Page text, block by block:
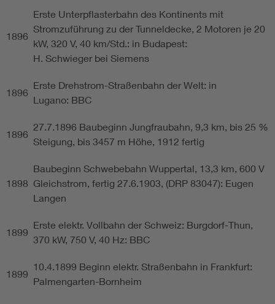
1896
Erste Unterpflasterbahn des Kontinents mit
Stromzuführung zu der Tunneldecke, 2 Motoren je 20
kW, 320 V, 40 km/Std.: in Budapest:
H. Schwieger bei Siemens
1896
Erste Drehstrom-Straßenbahn der Welt: in
Lugano: BBC
1896
27.7.1896 Baubeginn Jungfraubahn, 9,3 km, bis 25 %
Steigung, bis 3457 m Höhe, 1912 fertig
1898
Baubeginn Schwebebahn Wuppertal, 13,3 km, 600 V
Gleichstrom, fertig 27.6.1903, (DRP 83047): Eugen
Langen
1899
Erste elektr. Vollbahn der Schweiz: Burgdorf-Thun,
370 kW, 750 V, 40 Hz: BBC
1899
10.4.1899 Beginn elektr. Straßenbahn in Frankfurt:
Palmengarten-Bornheim